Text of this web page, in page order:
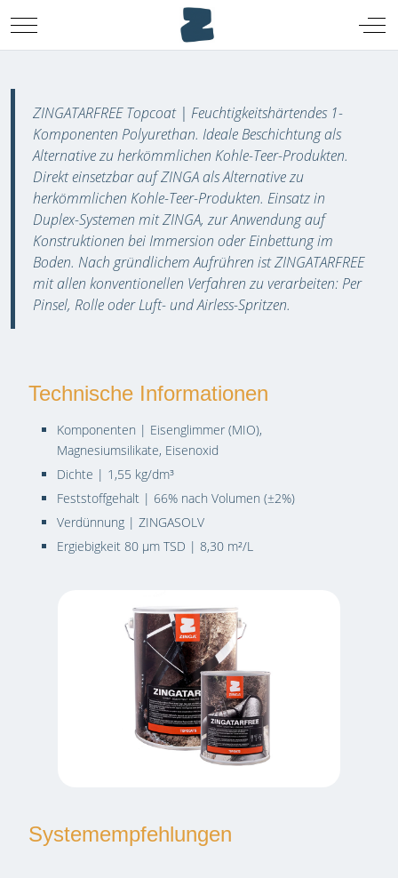
Mobile Menu Toggle Off-
ZINGATARFREE
ZINGATARFREE Topcoat | Feuchtigkeitshärtendes 1-
Komponenten Polyurethan. Ideale Beschichtung als
Alternative zu herkömmlichen Kohle-Teer-Produkten.
Direkt einsetzbar auf ZINGA als Alternative zu
herkömmlichen Kohle-Teer-Produkten. Einsatz in
Duplex-Systemen mit ZINGA, zur Anwendung auf
Konstruktionen bei Immersion oder Einbettung im
Boden. Nach gründlichem Aufrühren ist ZINGATARFREE
mit allen konventionellen Verfahren zu verarbeiten: Per
Pinsel, Rolle oder Luft- und Airless-Spritzen.
Technische Informationen
Komponenten | Eisenglimmer (MIO),
Magnesiumsilikate, Eisenoxid
Dichte | 1,55 kg/dm³
Feststoffgehalt | 66% nach Volumen (±2%)
Verdünnung | ZINGASOLV
Ergiebigkeit 80 µm TSD | 8,30 m²/L
Systemempfehlungen